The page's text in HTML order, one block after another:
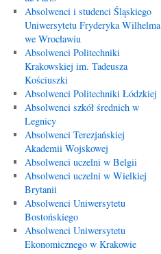
Absolwenci i studenci Śląskiego
Uniwersytetu Fryderyka Wilhelma
we Wrocławiu
Absolwenci Politechniki
Krakowskiej im. Tadeusza
Kościuszki
Absolwenci Politechniki Łódzkiej
Absolwenci szkół średnich w
Legnicy
Absolwenci Terezjańskiej
Akademii Wojskowej
Absolwenci uczelni w Belgii
Absolwenci uczelni w Wielkiej
Brytanii
Absolwenci Uniwersytetu
Bostońskiego
Absolwenci Uniwersytetu
Ekonomicznego w Krakowie